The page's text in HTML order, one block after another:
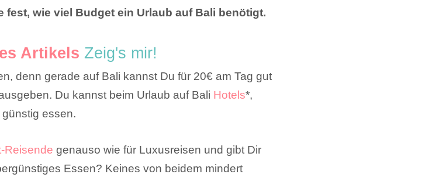
fest, wie viel Budget ein Urlaub auf Bali benötigt.
Artikels Zeig's mir!
denn gerade auf Bali kannst Du für 20€ am Tag gut
Du kannst beim Urlaub auf Bali Hotels*,
essen.
Reisende genauso wie für Luxusreisen und gibt Dir
Essen? Keines von beidem mindert